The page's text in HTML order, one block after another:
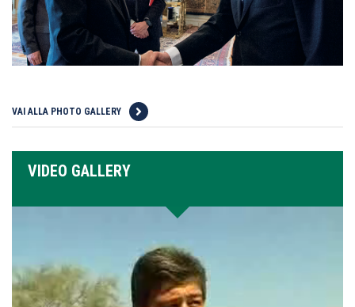
VAI ALLA PHOTO GALLERY
VIDEO GALLERY